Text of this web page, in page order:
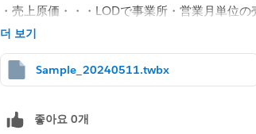
・売上原価・・・LODで事業所・営業月単位
・減価率・・・売上原価/売上
더 보기
Sample_20240511.twbx
좋아요 0개